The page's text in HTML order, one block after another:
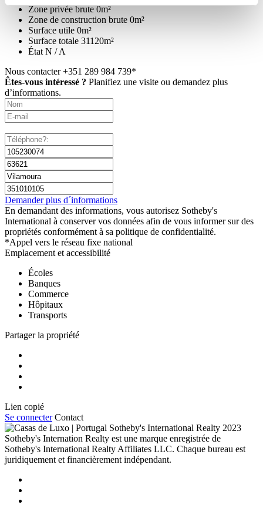
Zone privée brute 0m²
Zone de construction brute 0m²
Surface utile 0m²
Surface totale 31120m²
État N / A
Nous contacter +351 289 984 739*
Êtes-vous intéressé ? Planifiez une visite ou demandez plus
d’informations.
Demander plus d´informations
En demandant des informations, vous autorisez Sotheby's
International à conserver vos données afin de vous informer sur des
propriétés conformément à sa politique de confidentialité.
*Appel vers le réseau fixe national
Emplacement et accessibilité
Écoles
Banques
Commerce
Hôpitaux
Transports
Partager la propriété
Lien copié
Se connecter Contact
2023
Sotheby's Internation Realty est une marque enregistrée de
Sotheby's International Realty Affiliates LLC. Chaque bureau est
juridiquement et financièrement indépendant.